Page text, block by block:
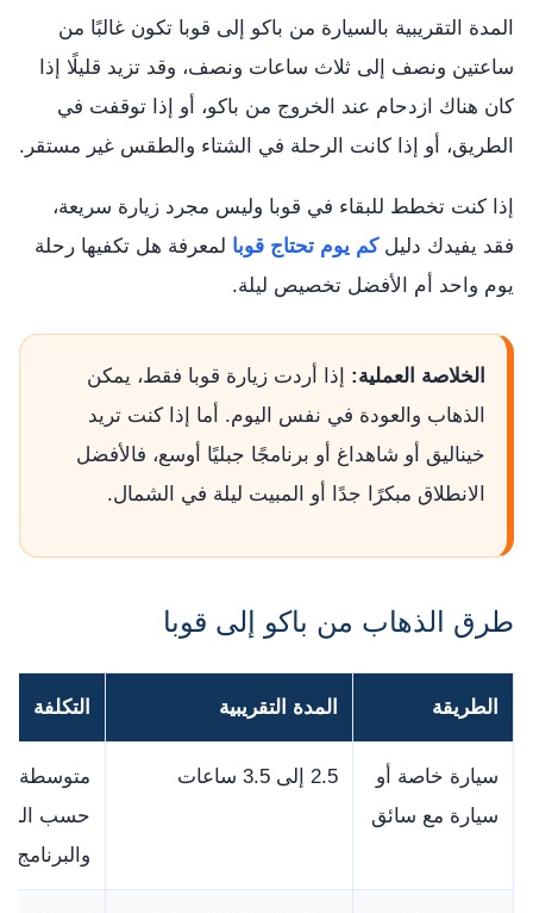
المدة التقريبية بالسيارة من باكو إلى قوبا تكون غالبًا من
ساعتين ونصف إلى ثلاث ساعات ونصف، وقد تزيد قليلًا إذا
كان هناك ازدحام عند الخروج من باكو، أو إذا توقفت في
الطريق، أو إذا كانت الرحلة في الشتاء والطقس غير مستقر.
إذا كنت تخطط للبقاء في قوبا وليس مجرد زيارة سريعة،
فقد يفيدك دليلكم يوم تحتاج قوبا لمعرفة هل تكفيها رحلة
يوم واحد أم الأفضل تخصيص ليلة.
الخلاصة العملية: إذا أردت زيارة قوبا فقط، يمكن
الذهاب والعودة في نفس اليوم. أما إذا كنت تريد
خيناليق أو شاهداغ أو برنامجًا جبليًا أوسع، فالأفضل
الانطلاق مبكرًا جدًا أو المبيت ليلة في الشمال.
طرق الذهاب من باكو إلى قوبا
الطريقة المدة التقريبية التكلفة
سيارة خاصة أو
سيارة مع سائق
2.5 إلى 3.5 ساعات
متوسطة
حسب
والبرنامج